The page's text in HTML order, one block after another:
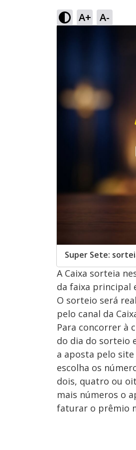
A+ A-
Super Sete:
A Caixa sorteia
da faixa principal
O sorteio será
pelo canal da
Para concorrer à
do dia do sorteio
a aposta pelo site
escolha os
dois, quatro ou
mais números o
faturar o prêmio